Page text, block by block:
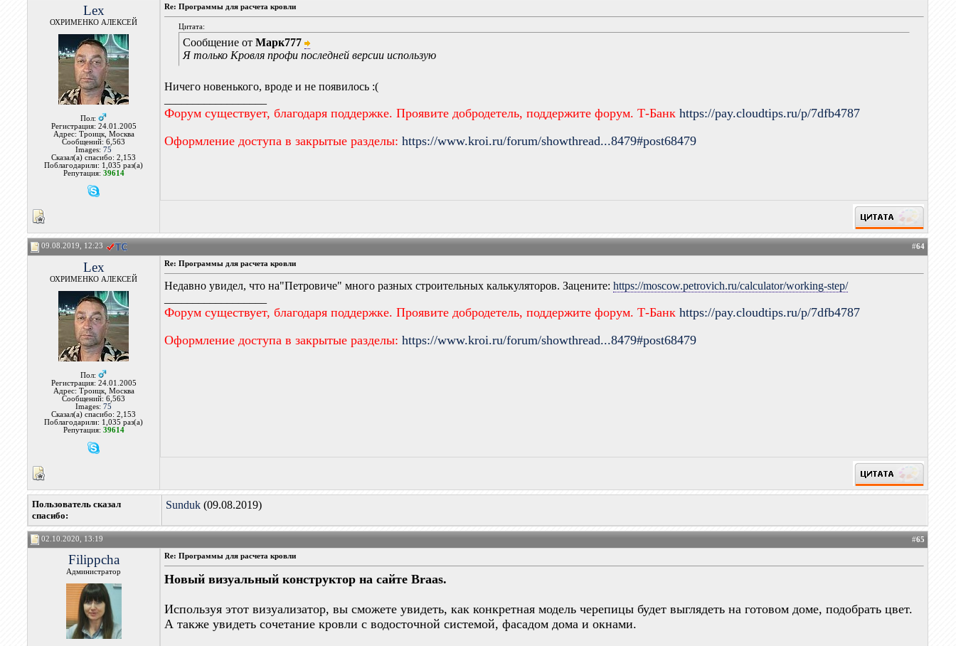
Lex
ОХРИМЕНКО АЛЕКСЕЙ
Пол:
Регистрация: 24.01.2005
Адрес: Троицк, Москва
Сообщений: 6,563
Images:75
Сказал(а) спасибо: 2,153
Поблагодарили: 1,035 раз(а)
Репутация: 39614
Re: Программы для расчета кровли
Цитата:
Сообщение отМарк777
Я только Кровля профи последней версии использую
Ничего новенького, вроде и не появилось :(
Форум существует, благодаря поддержке. Проявите добродетель, поддержите форум. Т-Банкhttps://pay.cloudtips.ru/p/7dfb4787
Оформление доступа в закрытые разделы:https://www.kroi.ru/forum/showthread...8479#post68479
09.08.2019, 12:23 #64
Lex
ОХРИМЕНКО АЛЕКСЕЙ
Пол:
Регистрация: 24.01.2005
Адрес: Троицк, Москва
Сообщений: 6,563
Images:75
Сказал(а) спасибо: 2,153
Поблагодарили: 1,035 раз(а)
Репутация: 39614
Re: Программы для расчета кровли
Недавно увидел, что на"Петровиче" много разных строительных калькуляторов. Зацените:https://moscow.petrovich.ru/calculator/working-step/
Форум существует, благодаря поддержке. Проявите добродетель, поддержите форум. Т-Банкhttps://pay.cloudtips.ru/p/7dfb4787
Оформление доступа в закрытые разделы:https://www.kroi.ru/forum/showthread...8479#post68479
Пользователь сказал
cпасибо:
Sunduk (09.08.2019)
02.10.2020, 13:19 #65
Filippcha
Администратор
Re: Программы для расчета кровли
Новый визуальный конструктор на сайте Braas.
Используя этот визуализатор, вы сможете увидеть, как конкретная модель черепицы будет выглядеть на готовом доме, подобрать цвет.
А также увидеть сочетание кровли с водосточной системой, фасадом дома и окнами.